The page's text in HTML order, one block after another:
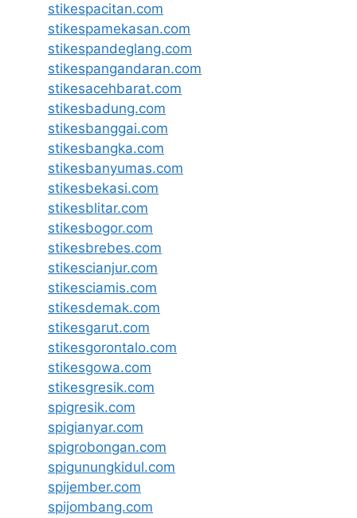
stikespacitan.com
stikespamekasan.com
stikespandeglang.com
stikespangandaran.com
stikesacehbarat.com
stikesbadung.com
stikesbanggai.com
stikesbangka.com
stikesbanyumas.com
stikesbekasi.com
stikesblitar.com
stikesbogor.com
stikesbrebes.com
stikescianjur.com
stikesciamis.com
stikesdemak.com
stikesgarut.com
stikesgorontalo.com
stikesgowa.com
stikesgresik.com
spigresik.com
spigianyar.com
spigrobongan.com
spigunungkidul.com
spijember.com
spijombang.com